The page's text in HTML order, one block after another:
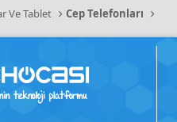
Ve Tablet Cep Telefonları